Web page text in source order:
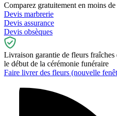
Comparez gratuitement en moins de
Devis marbrerie
Devis assurance
Devis obsèques
Livraison garantie de fleurs fraîches
le début de la cérémonie funéraire
Faire livrer des fleurs (nouvelle